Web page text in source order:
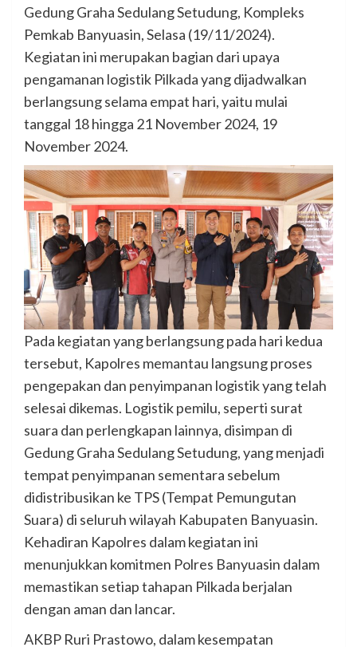
Gedung Graha Sedulang Setudung, Kompleks
Pemkab Banyuasin, Selasa (19/11/2024).
Kegiatan ini merupakan bagian dari upaya
pengamanan logistik Pilkada yang dijadwalkan
berlangsung selama empat hari, yaitu mulai
tanggal 18 hingga 21 November 2024, 19
November 2024.
Pada kegiatan yang berlangsung pada hari kedua
tersebut, Kapolres memantau langsung proses
pengepakan dan penyimpanan logistik yang telah
selesai dikemas. Logistik pemilu, seperti surat
suara dan perlengkapan lainnya, disimpan di
Gedung Graha Sedulang Setudung, yang menjadi
tempat penyimpanan sementara sebelum
didistribusikan ke TPS (Tempat Pemungutan
Suara) di seluruh wilayah Kabupaten Banyuasin.
Kehadiran Kapolres dalam kegiatan ini
menunjukkan komitmen Polres Banyuasin dalam
memastikan setiap tahapan Pilkada berjalan
dengan aman dan lancar.
AKBP Ruri Prastowo, dalam kesempatan